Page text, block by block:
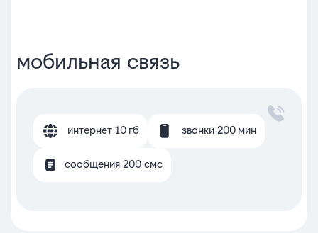
мобильная связь
интернет 10 гб звонки 200 мин
сообщения 200 смс